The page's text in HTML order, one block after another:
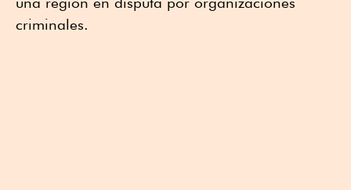
criminales.